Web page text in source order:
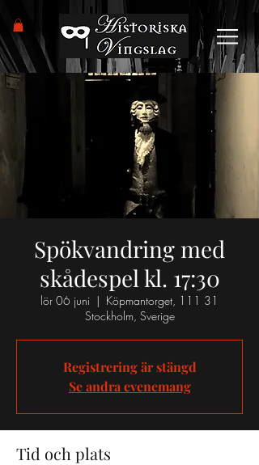
Spökvandring med
skådespel kl. 17:30
lör 06 juni
  |
Köpmantorget, 111 31
Stockholm, Sverige
Registrering är stängd
Se andra evenemang
Tid och plats